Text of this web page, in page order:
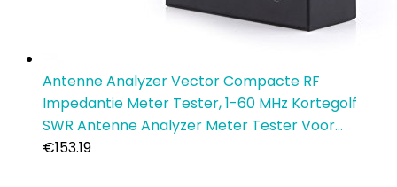
Antenne Analyzer Vector Compacte RF
Impedantie Meter Tester, 1-60 MHz Kortegolf
SWR Antenne Analyzer Meter Tester Voor…
€153.19